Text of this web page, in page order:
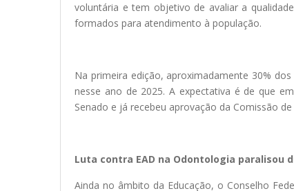
voluntária e tem objetivo de avaliar a
formados para atendimento à população.
Na primeira edição, aproximadamente 30%
nesse ano de 2025. A expectativa é de que
Senado e já recebeu aprovação da Comissão de
Luta contra EAD na Odontologia paralisou
Ainda no âmbito da Educação, o Conselho